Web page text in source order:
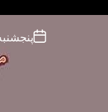
پنجشنبه,